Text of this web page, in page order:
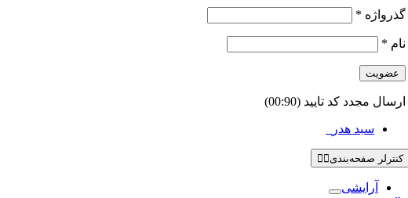
گذرواژه *
نام *
عضویت
ارسال مجدد کد تایید (00:
90
)
سبد هدر
کنترلر صفحه‌بندی
آرایشی